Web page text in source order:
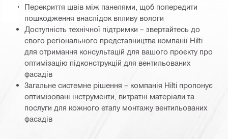
Перекриття швів між панелями, щоб попередити
пошкодження внаслідок впливу вологи
Доступність технічної підтримки – звертайтесь до
свого регіонального представництва компанії Hilti
для отримання консультацій для вашого проєкту про
оптимізацію підконструкцій для вентильованих
фасадів
Загальне системне рішення – компанія Hilti пропонує
оптимізовані інструменти, витратні матеріали та
послуги для кожного етапу монтажу вентильованих
фасадів